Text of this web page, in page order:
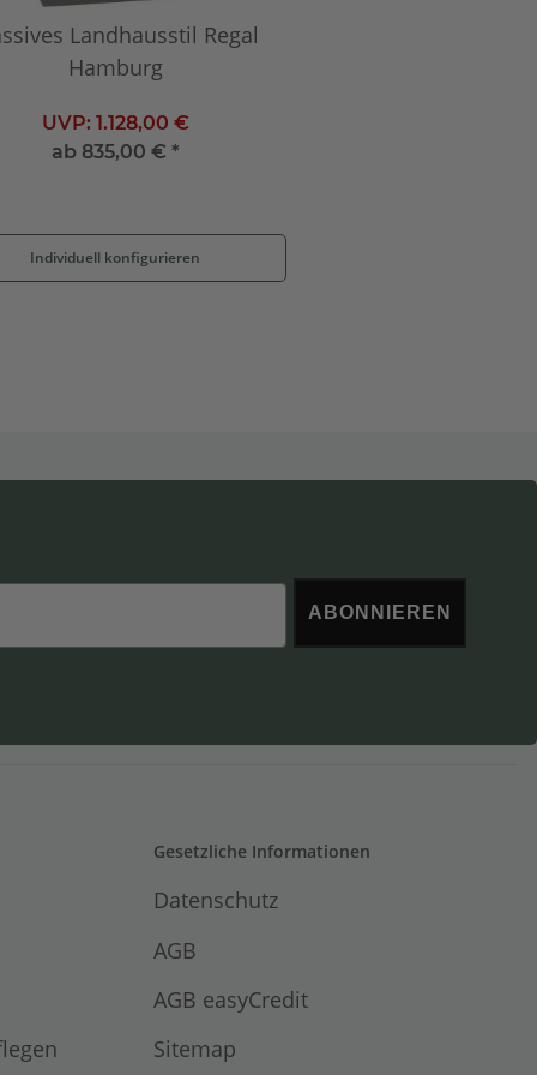
Landhausstil Regal
Hamburg
UVP: 1.128,00 €
ab 835,00 € *
Individuell konfigurieren
ABONNIEREN
Gesetzliche Informationen
Datenschutz
AGB
AGB easyCredit
Sitemap